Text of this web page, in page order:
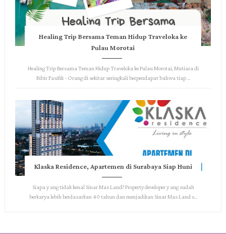
Healing Trip Bersama Teman Hidup Traveloka ke
Pulau Morotai
Healing Trip Bersama Teman Hidup Traveloka ke Pulau Morotai, Mutiara di
Bibir Pasifik - Orang di sekitar seringkali berpendapat bahwa tiap ...
Klaska Residence, Apartemen di Surabaya Siap Huni
Siapa y ang tidak kenal Sinar Mas Land? Property developer y ang sudah
berkarya lebih berdasarkan 40 tahun dan menjadikan Sinar Mas Land s...